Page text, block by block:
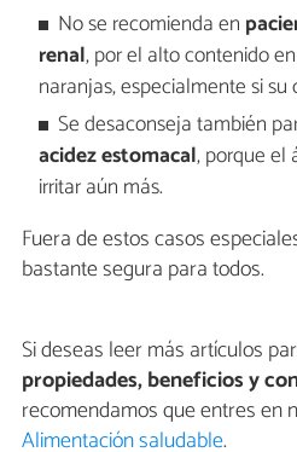
No se recomienda en
renal, por el alto contenido
naranjas, especialmente si
Se desaconseja también
acidez estomacal, porque el
irritar aún más.
Fuera de estos casos
bastante segura para todos.
Si deseas leer más artículos
propiedades, beneficios y
recomendamos que entres en
Alimentación saludable.